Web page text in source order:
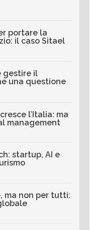
portare la
il caso Sitael
gestire il
una questione
l’Italia: ma
management
startup, AI e
ma non per tutti: